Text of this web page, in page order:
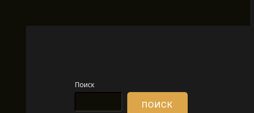
Поиск
ПОИСК